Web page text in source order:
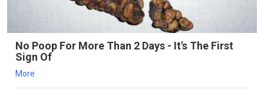
No Poop For More Than 2 Days - It's The First
Sign Of
More